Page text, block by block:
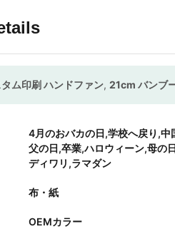
ム印刷 ハンドファン, 21cm バンブ
4月のおバカの日,学校へ戻り,
父の日,卒業,ハロウィーン,母の
ディワリ,ラマダン
布・紙
OEMカラー